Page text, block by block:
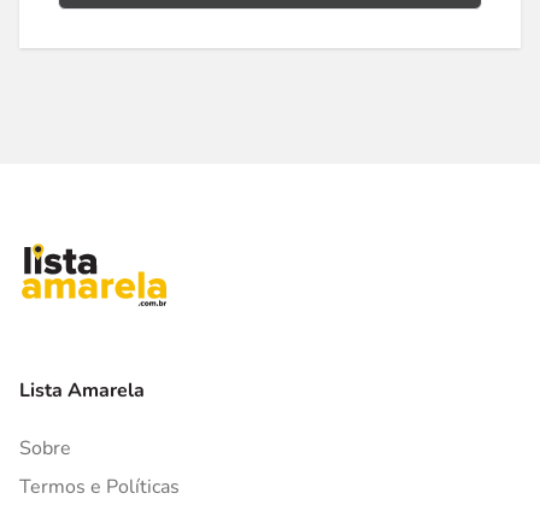
Lista Amarela
Sobre
Termos e Políticas